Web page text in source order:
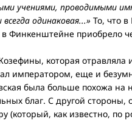
учениями, проводимыми
одинаковая...» То, что
Финкенштейне приобрело
которая
императором, еще и
была больше похожа на
благ. С другой стороны,
(который, как известно,